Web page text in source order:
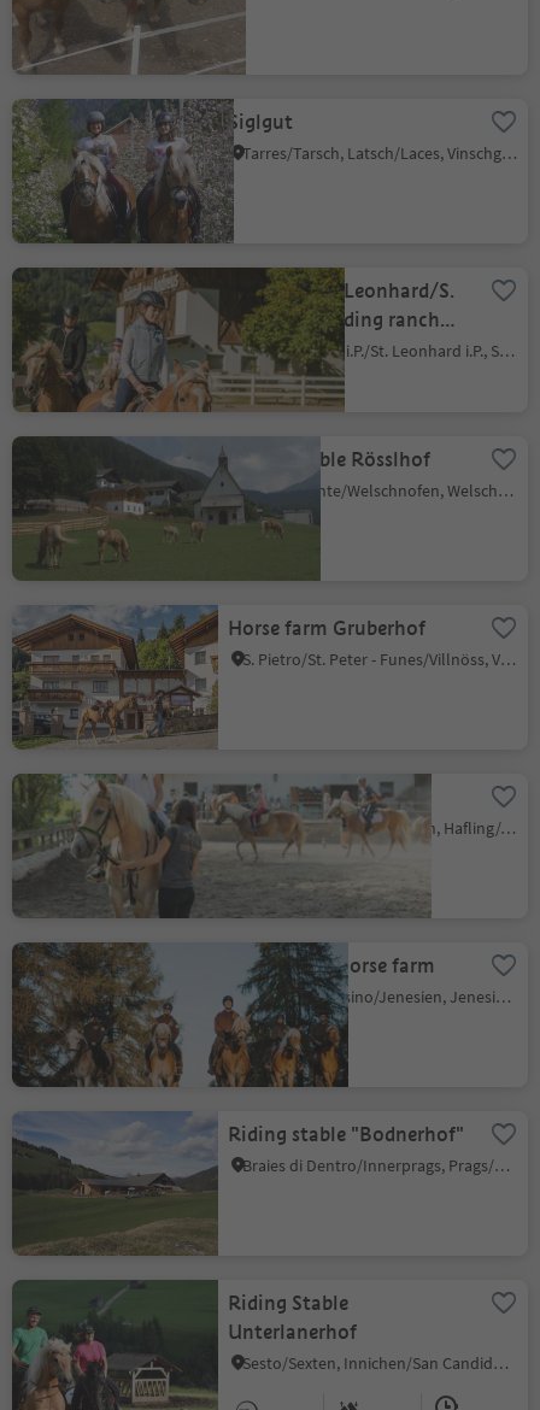
Siglgut
Tarres/Tarsch, Latsch/Laces, Vinschgau/Val Venosta
Riding in St. Leonhard/S.
Leonardo: Riding ranch
Andreus
San Leonardo i.P./St. Leonhard i.P., St.Leonhard in Passeier/San Leonardo in Passiria, Meran/Merano and environs
Riding stable Rösslhof
Nova Levante/Welschnofen, Welschnofen/Nova Levante, Dolomites Region Eggental
Horse farm Gruberhof
S. Pietro/St. Peter - Funes/Villnöss, Villnöss/Funes, Dolomites Region Lüsen Villnöss
Riding stable Sulfner
Santa Caterina/St. Kathrein, Hafling/Avelengo, Meran/Merano and environs
Unterwirt - Horse farm
S. Genesio Atesino/Jenesien, Jenesien/San Genesio Atesino, Bolzano/Bozen and environs
Riding stable "Bodnerhof"
Braies di Dentro/Innerprags, Prags/Braies, Dolomites Region 3 Zinnen
Riding Stable
Unterlanerhof
Sesto/Sexten, Innichen/San Candido, Dolomites Region 3 Zinnen